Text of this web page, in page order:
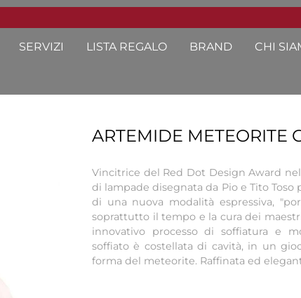
SERVIZI LISTA REGALO BRAND CHI
ARTEMIDE METEORITE
Vincitrice del Red Dot Design Award
di lampade disegnata da Pio e Tito
di una nuova modalità espressiva,
soprattutto il tempo e la cura dei
innovativo processo di soffiatura e
soffiato è costellata di cavità, in un
forma del meteorite. Raffinata ed